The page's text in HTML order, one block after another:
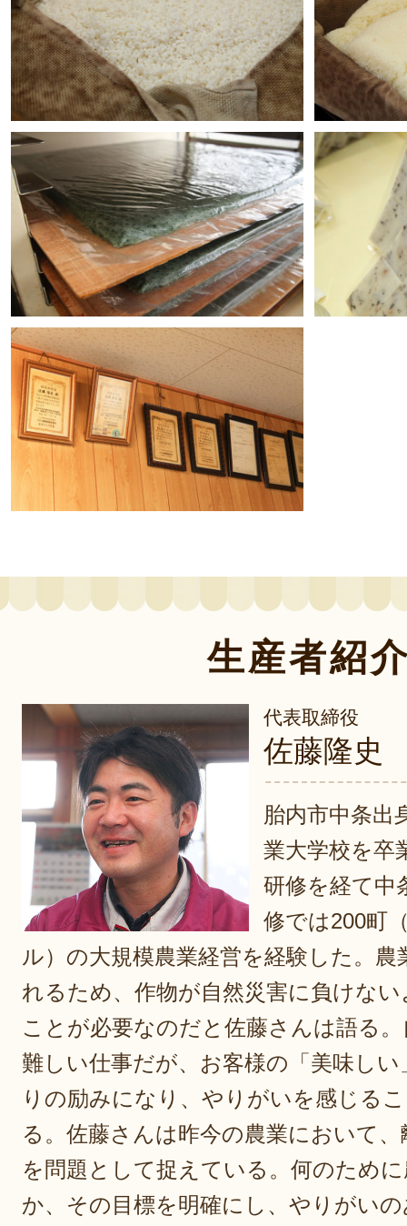
生産者紹
代表取締役
佐藤隆史
胎内市中条出
業大学校を卒
研修を経て中
修では200町
ル）の大規模農業経営を経験した。農
れるため、作物が自然災害に負けな
ことが必要なのだと佐藤さんは語る
難しい仕事だが、お客様の「美味し
りの励みになり、やりがいを感じる
る。佐藤さんは昨今の農業において
を問題として捉えている。何のため
か、その目標を明確にし、やりがい